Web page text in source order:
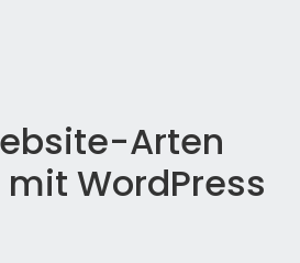
Arten
WordPress